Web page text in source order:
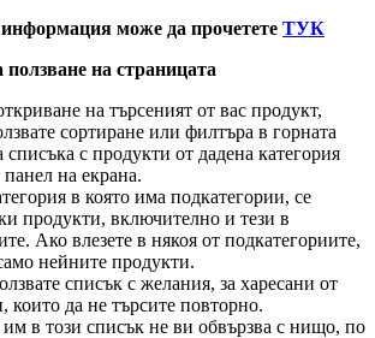
може да прочетете ТУК
ползване на страницата
на търсеният от вас продукт,
сортиране или филтъра в горната
списъка с продукти от дадена категория
на екрана.
в която има подкатегории, се
продукти, включително и тези в
Ако влезете в някоя от подкатегориите,
нейните продукти.
списък с желания, за харесани от
които да не търсите повторно.
им в този списък не ви обвързва с нищо, по